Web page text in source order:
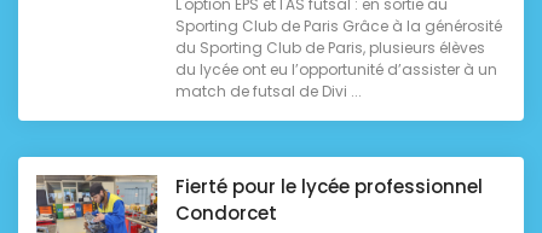
L'option EPS et l'AS futsal : en sortie au
Sporting Club de Paris Grâce à la générosité
du Sporting Club de Paris, plusieurs élèves
du lycée ont eu l’opportunité d’assister à un
match de futsal de Divi ...
Fierté pour le lycée professionnel
Condorcet